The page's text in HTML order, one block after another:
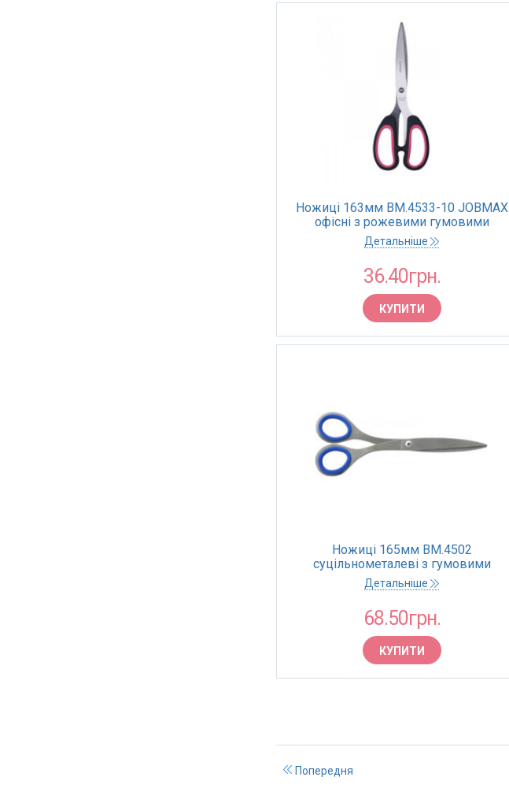
Ножиці 163мм BM.4533-10 JOBMAX
офісні з рожевими гумовими
вставками чорні (24/240)
Детальніше
36.40грн.
КУПИТИ
Ножиці 165мм BM.4502
суцільнометалеві з гумовими
вставками (12/144)
Детальніше
68.50грн.
КУПИТИ
Попередня